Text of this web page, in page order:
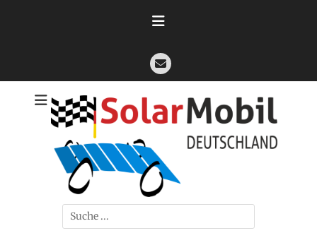
E-
Mail
SolarMobil
Deutschland
Die offizielle Seite zur Deutschen Meisterschaft der
solarbetriebenen Modellfahrzeuge
Suchen
nach: